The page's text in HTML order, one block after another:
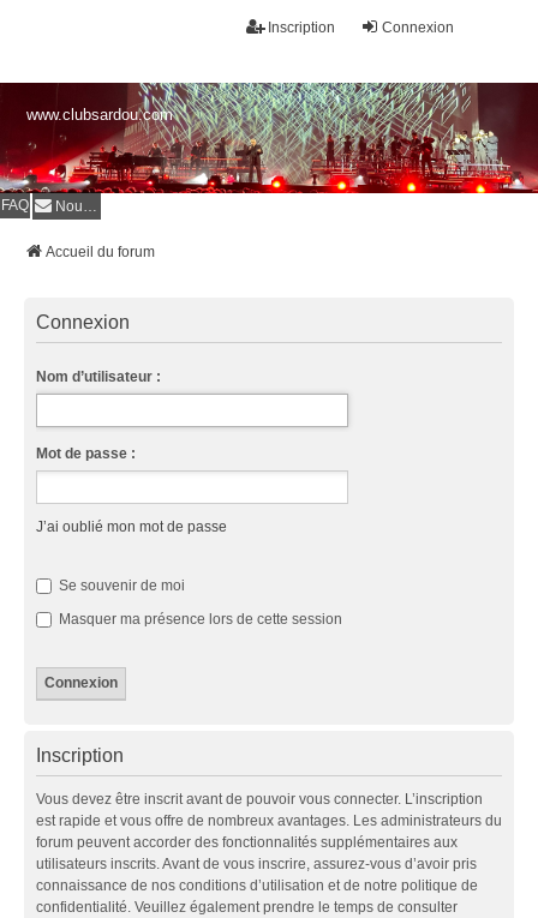
Connexion
Inscription
www.clubsardou.com
FAQ Nous contacter
Accueil du forum
Connexion
Nom d’utilisateur :
Mot de passe :
J’ai oublié mon mot de passe
Se souvenir de moi
Masquer ma présence lors de cette session
Inscription
Vous devez être inscrit avant de pouvoir vous connecter. L’inscription
est rapide et vous offre de nombreux avantages. Les administrateurs du
forum peuvent accorder des fonctionnalités supplémentaires aux
utilisateurs inscrits. Avant de vous inscrire, assurez-vous d’avoir pris
connaissance de nos conditions d’utilisation et de notre politique de
confidentialité. Veuillez également prendre le temps de consulter